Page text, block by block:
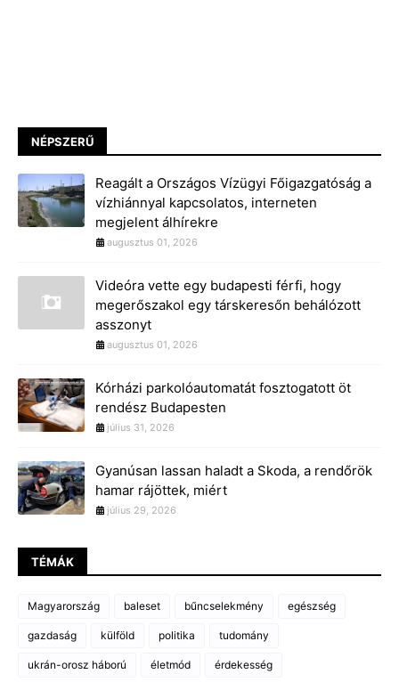
NÉPSZERŰ
Reagált a Országos Vízügyi Főigazgatóság a
vízhiánnyal kapcsolatos, interneten
megjelent álhírekre
augusztus 01, 2026
Videóra vette egy budapesti férfi, hogy
megerőszakol egy társkeresőn behálózott
asszonyt
augusztus 01, 2026
Kórházi parkolóautomatát fosztogatott öt
rendész Budapesten
július 31, 2026
Gyanúsan lassan haladt a Skoda, a rendőrök
hamar rájöttek, miért
július 29, 2026
TÉMÁK
Magyarország baleset bűncselekmény egészség
gazdaság külföld politika tudomány
ukrán-orosz háború életmód érdekesség